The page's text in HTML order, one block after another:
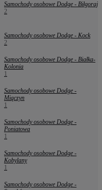
Samochody osobowe Dodge - Biłgoraj
2
Samochody osobowe Dodge - Kock
2
Samochody osobowe Dodge - Białka-
Kolonia
1
Samochody osobowe Dodge -
Miączyn
1
Samochody osobowe Dodge -
Poniatowa
1
Samochody osobowe Dodge -
Kobylany
1
Samochody osobowe Dodge -